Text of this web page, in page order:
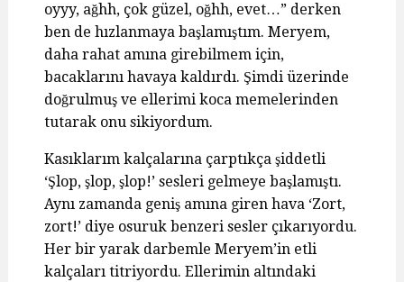
oyyy, ağhh, çok güzel, oğhh, evet…” derken
ben de hızlanmaya başlamıştım. Meryem,
daha rahat amına girebilmem için,
bacaklarını havaya kaldırdı. Şimdi üzerinde
doğrulmuş ve ellerimi koca memelerinden
tutarak onu sikiyordum.
Kasıklarım kalçalarına çarptıkça şiddetli
‘Şlop, şlop, şlop!’ sesleri gelmeye başlamıştı.
Aynı zamanda geniş amına giren hava ‘Zort,
zort!’ diye osuruk benzeri sesler çıkarıyordu.
Her bir yarak darbemle Meryem’in etli
kalçaları titriyordu. Ellerimin altındaki